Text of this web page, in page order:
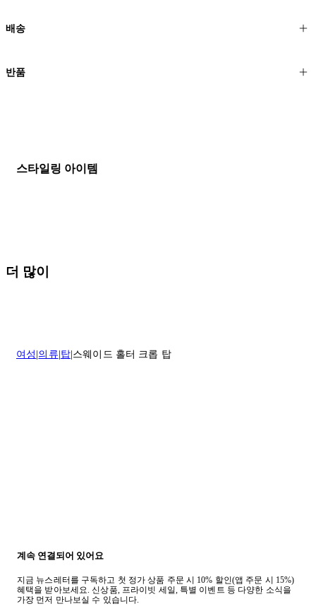
배송
고객님의 위치에 따라 일반 배송과 익스프레스 배송을 제공합니다.
세일 기간에는 배송이 다소 지연될 수 있습니다. 궁금하신 점이 있거
나 도움이 필요하신 경우 고객센터로 문의해 주세요.
반품
스타일링 아이템
더 많이
여성 의류 탑 스웨이드 홀터 크롭 탑
계속 연결되어 있어요
지금 뉴스레터를 구독하고 첫 정가 상품 주문 시 10% 할인(앱 주문 시 15%)
혜택을 받아보세요. 신상품, 프라이빗 세일, 특별 이벤트 등 다양한 소식을
가장 먼저 만나보실 수 있습니다.